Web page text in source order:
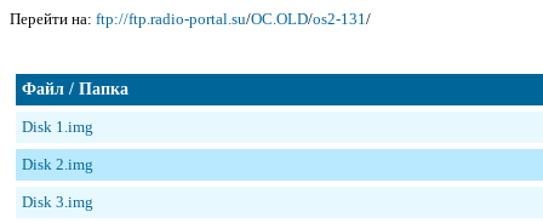
Перейти на: ftp://ftp.radio-portal.su/OC.OLD/os2-131/
Файл / Папка
Disk 1.img
Disk 2.img
Disk 3.img